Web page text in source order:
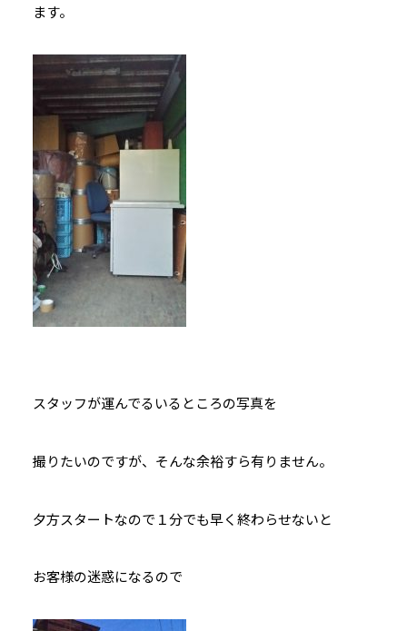
ます。
スタッフが運んでるいるところの写真を
撮りたいのですが、そんな余裕すら有りません。
夕方スタートなので１分でも早く終わらせないと
お客様の迷惑になるので